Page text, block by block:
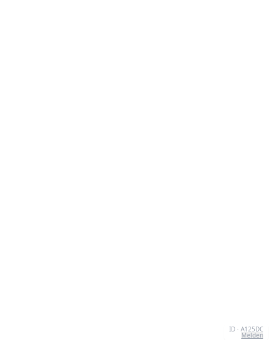
ID · A125DC
Melden